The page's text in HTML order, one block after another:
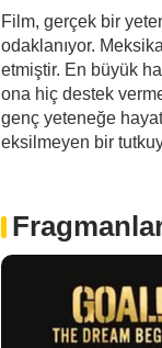
Film, gerçek bir
odaklanıyor.
etmiştir. En büyük
ona hiç destek
genç yeteneğe hayat
eksilmeyen bir